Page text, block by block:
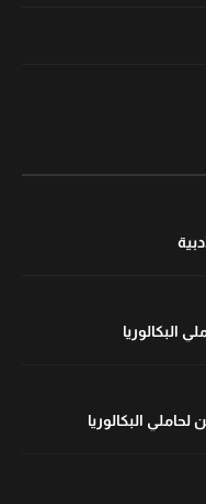
البكالوريا
البكالوريا